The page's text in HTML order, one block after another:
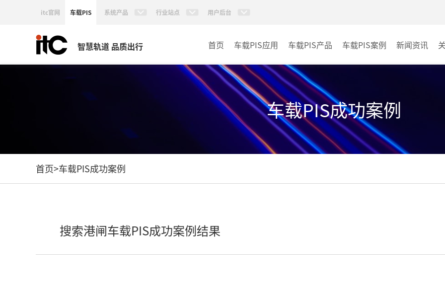
itc官网 车载PIS 系统产品 行业站点 用户后台
智慧轨道 品质出行 首页 车载PIS应用 车载PIS产品
PIS系统
车载PIS案例
地铁
其它
新闻资讯
车载PIS成功案例
首页>车载PIS成功案例
搜索港闸车载PIS成功案例结果